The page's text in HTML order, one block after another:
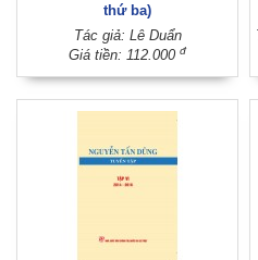
thứ ba)
Tác giả: Lê Duẩn
Giá tiền: 112.000 đ